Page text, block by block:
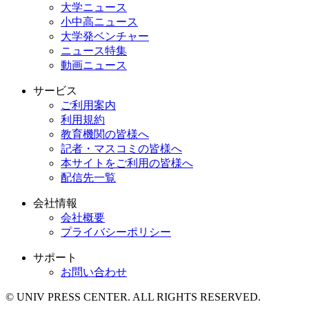
大学ニュース
小中高ニュース
大学発ベンチャー
ニュース特集
動画ニュース
サービス
ご利用案内
利用規約
教育機関の皆様へ
記者・マスコミの皆様へ
本サイトをご利用の皆様へ
配信先一覧
会社情報
会社概要
プライバシーポリシー
サポート
お問い合わせ
© UNIV PRESS CENTER. ALL RIGHTS RESERVED.